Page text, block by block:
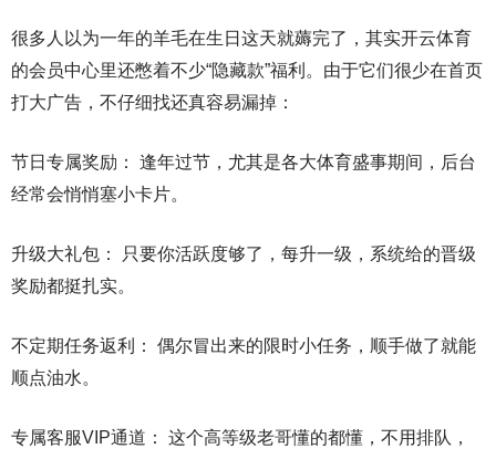
很多人以为一年的羊毛在生日这天就薅完了，其实开云体育
的会员中心里还憋着不少“隐藏款”福利。由于它们很少在首页
打大广告，不仔细找还真容易漏掉：
节日专属奖励： 逢年过节，尤其是各大体育盛事期间，后台
经常会悄悄塞小卡片。
升级大礼包： 只要你活跃度够了，每升一级，系统给的晋级
奖励都挺扎实。
不定期任务返利： 偶尔冒出来的限时小任务，顺手做了就能
顺点油水。
专属客服VIP通道： 这个高等级老哥懂的都懂，不用排队，